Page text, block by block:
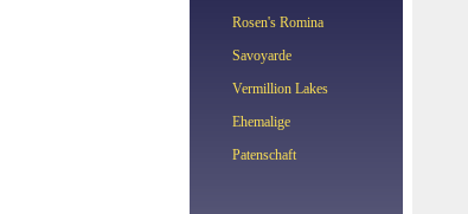
Rosen's Romina
Savoyarde
Vermillion Lakes
Ehemalige
Patenschaft